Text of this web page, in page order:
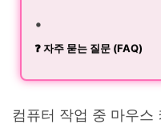
❓ 자주 묻는 질문 (FAQ)
컴퓨터 작업 중 마우스